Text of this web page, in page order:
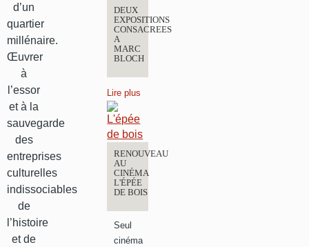
d’un
quartier
millénaire.
Œuvrer
à
l’essor
et à la
sauvegarde
des
entreprises
culturelles
indissociables
de
l’histoire
et de
DEUX
EXPOSITIONS
CONSACREES
A
MARC
BLOCH
Lire plus
RENOUVEAU
AU
CINÉMA
L'ÉPÉE
DE BOIS
Seul
cinéma